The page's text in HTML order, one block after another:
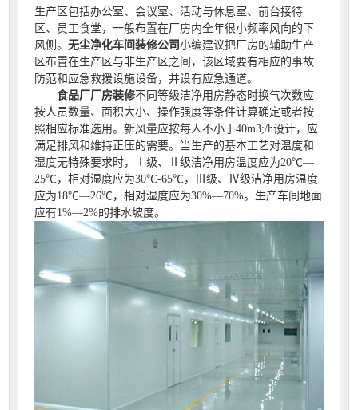
生产区包括办公室、会议室、活动与休息室、前台接待
区、员工食堂，一般布置在厂房内全年很小频率风向的下
风侧。无尘净化车间装修公司小编建议把厂房的辅助生产
区布置在生产区与非生产区之间，该区域要有相应的事故
防范和应急救援设施设备，并设有应急通道。
食品厂厂房装修不同等级洁净用房静态时换气次数应
按人员数量、面积大小、操作强度等条件计算确定或者按
照相应标准选用。新风量应按每人不小于40m3;/h设计，应
满足排风和维持正压的需要。当生产的基本工艺对温度和
湿度无特殊要求时，Ⅰ级、Ⅱ级洁净用房温度应为20℃—
25℃，相对湿度应为30℃-65℃，Ⅲ级、Ⅳ级洁净用房温度
应为18℃—26℃，相对湿度应为30%—70%。生产车间地面
应有1%—2%的排水坡度。